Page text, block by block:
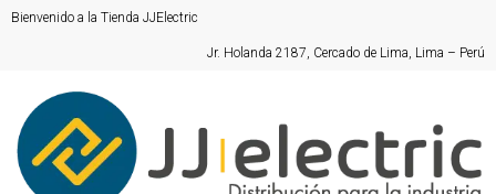
Bienvenido a la Tienda JJElectric
Jr. Holanda 2187, Cercado de Lima, Lima – Perú